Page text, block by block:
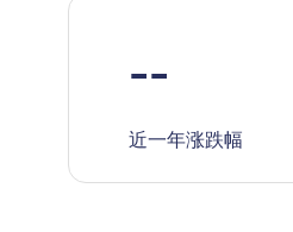
--
近一年涨跌幅